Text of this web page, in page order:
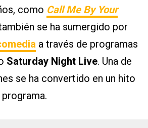
como Call Me By Your
se ha sumergido por
a través de programas
Saturday Night Live. Una de
se ha convertido en un hito